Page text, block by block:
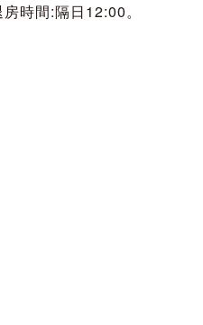
時間:隔日12:00。